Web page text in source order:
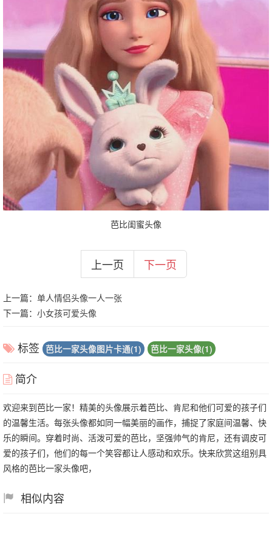
芭比闺蜜头像
上一页 下一页
上一篇： 单人情侣头像一人一张
下一篇： 小女孩可爱头像
标签 芭比一家头像图片卡通(1) 芭比一家头像(1)
简介
欢迎来到芭比一家！精美的头像展示着芭比、肯尼和他们可爱的孩子们
的温馨生活。每张头像都如同一幅美丽的画作，捕捉了家庭间温馨、快
乐的瞬间。穿着时尚、活泼可爱的芭比，坚强帅气的肯尼，还有调皮可
爱的孩子们，他们的每一个笑容都让人感动和欢乐。快来欣赏这组别具
风格的芭比一家头像吧，
相似内容